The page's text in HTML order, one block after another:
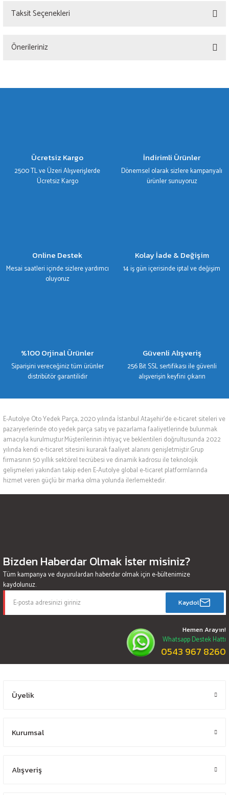
Taksit Seçenekleri
Önerileriniz
gördüğünüz noktaları öneri formunu kullanarak tarafımıza iletebilirsiniz.
Ürün fiyatı diğer sitelerden daha pahalı.
Bu ürüne benzer farklı alternatifler olmalı.
Ücretsiz Kargo
2500 TL ve Üzeri Alışverişlerde
Ücretsiz Kargo
İndirimli Ürünler
Dönemsel olarak sizlere kampanyalı
ürünler sunuyoruz
Online Destek
Mesai saatleri içinde sizlere yardımcı
oluyoruz
Kolay İade & Değişim
14 iş gün içerisinde iptal ve değişim
%100 Orjinal Ürünler
Siparişini vereceğiniz tüm ürünler
distribütör garantilidir
Güvenli Alışveriş
256 Bit SSL sertifikası ile güvenli
alışverişin keyfini çıkarın
E-Autolye Oto Yedek Parça, 2020 yılında İstanbul Ataşehir’de e-ticaret siteleri ve
pazaryerlerinde oto yedek parça satış ve pazarlama faaliyetlerinde bulunmak
amacıyla kurulmuştur.Müşterilerinin ihtiyaç ve beklentileri doğrultusunda 2022
yılında kendi e-ticaret sitesini kurarak faaliyet alanını genişletmiştir.Grup
firmasının 50 yıllık sektörel tecrübesi ve dinamik kadrosu ile teknolojik
gelişmeleri yakından takip eden E-Autolye global e-ticaret platformlarında
hizmet veren güçlü bir marka olma yolunda ilerlemektedir.
Bizden Haberdar Olmak İster misiniz?
Tüm kampanya ve duyurulardan haberdar olmak için e-bültenimize
kaydolunuz.
Kaydol
Hemen Arayın!
Whatsapp Destek Hattı
0543 967 8260
Üyelik
Kurumsal
Alışveriş